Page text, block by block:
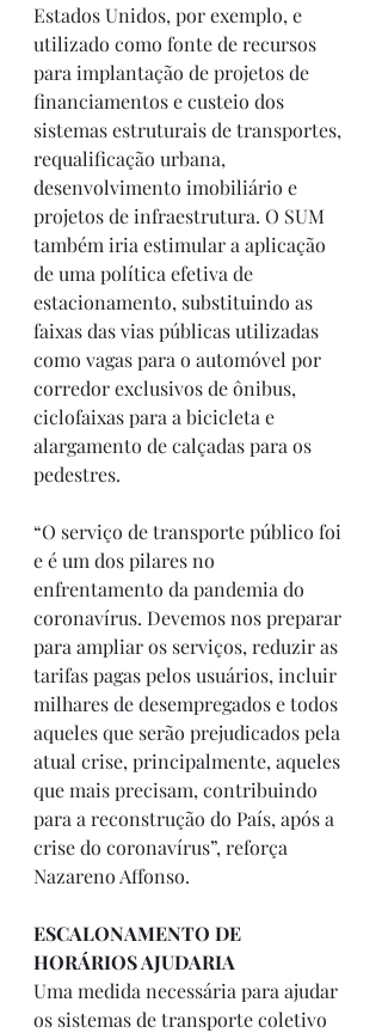
Estados Unidos, por exemplo, e
utilizado como fonte de recursos
para implantação de projetos de
financiamentos e custeio dos
sistemas estruturais de transportes,
requalificação urbana,
desenvolvimento imobiliário e
projetos de infraestrutura. O SUM
também iria estimular a aplicação
de uma política efetiva de
estacionamento, substituindo as
faixas das vias públicas utilizadas
como vagas para o automóvel por
corredor exclusivos de ônibus,
ciclofaixas para a bicicleta e
alargamento de calçadas para os
pedestres.
“O serviço de transporte público foi
e é um dos pilares no
enfrentamento da pandemia do
coronavírus. Devemos nos preparar
para ampliar os serviços, reduzir as
tarifas pagas pelos usuários, incluir
milhares de desempregados e todos
aqueles que serão prejudicados pela
atual crise, principalmente, aqueles
que mais precisam, contribuindo
para a reconstrução do País, após a
crise do coronavírus”, reforça
Nazareno Affonso.
ESCALONAMENTO DE
HORÁRIOS AJUDARIA
Uma medida necessária para ajudar
os sistemas de transporte coletivo